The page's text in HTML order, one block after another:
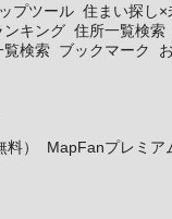
プツール 住まい探し×
ンキング 住所一覧検索
覧検索 ブックマーク
）
MapFanプレミア